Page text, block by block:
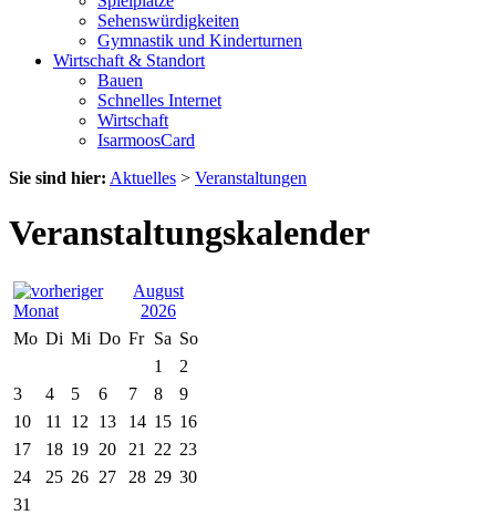
Sehenswürdigkeiten
Gymnastik und Kinderturnen
Wirtschaft & Standort
Bauen
Schnelles Internet
Wirtschaft
IsarmoosCard
Sie sind hier: Aktuelles > Veranstaltungen
Veranstaltungskalender
August
2026
Mo Di Mi Do Fr Sa So
1
2
3
4 5 6 7 8
9
10
11 12 13 14 15 16
17
18 19 20 21 22 23
24
25 26 27 28 29 30
31